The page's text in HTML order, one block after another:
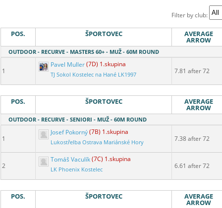
Filter by club:
POS. ŠPORTOVEC AVERAGE
ARROW
OUTDOOR - RECURVE - MASTERS 60+ - MUŽ - 60M ROUND
1
Pavel Muller(7D) 1.skupina
TJ Sokol Kostelec na Hané LK1997 7.81 after 72
POS. ŠPORTOVEC AVERAGE
ARROW
OUTDOOR - RECURVE - SENIORI - MUŽ - 60M ROUND
1
Josef Pokorný(7B) 1.skupina
Lukostřelba Ostrava Mariánské Hory 7.38 after 72
2
Tomáš Vaculík(7C) 1.skupina
LK Phoenix Kostelec 6.61 after 72
POS. ŠPORTOVEC AVERAGE
ARROW